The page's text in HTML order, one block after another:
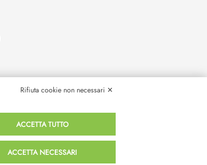
Rifiuta cookie non necessari ✕
ACCETTA TUTTO
ACCETTA NECESSARI